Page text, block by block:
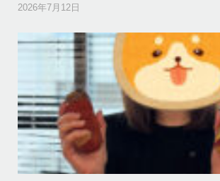
2026年7月12日